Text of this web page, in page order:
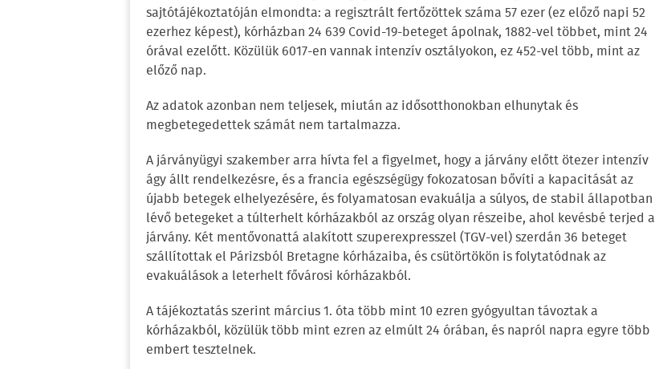
sajtótájékoztatóján elmondta: a regisztrált fertőzöttek száma 57 ezer (ez előző napi 52
ezerhez képest), kórházban 24 639 Covid-19-beteget ápolnak, 1882-vel többet, mint 24
órával ezelőtt. Közülük 6017-en vannak intenzív osztályokon, ez 452-vel több, mint az
előző nap.
Az adatok azonban nem teljesek, miután az idősotthonokban elhunytak és
megbetegedettek számát nem tartalmazza.
A járványügyi szakember arra hívta fel a figyelmet, hogy a járvány előtt ötezer intenzív
ágy állt rendelkezésre, és a francia egészségügy fokozatosan bővíti a kapacitását az
újabb betegek elhelyezésére, és folyamatosan evakuálja a súlyos, de stabil állapotban
lévő betegeket a túlterhelt kórházakból az ország olyan részeibe, ahol kevésbé terjed a
járvány. Két mentővonattá alakított szuperexpresszel (TGV-vel) szerdán 36 beteget
szállítottak el Párizsból Bretagne kórházaiba, és csütörtökön is folytatódnak az
evakuálások a leterhelt fővárosi kórházakból.
A tájékoztatás szerint március 1. óta több mint 10 ezren gyógyultan távoztak a
kórházakból, közülük több mint ezren az elmúlt 24 órában, és napról napra egyre több
embert tesztelnek.